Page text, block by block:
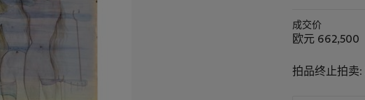
成交价
欧元 662,500
拍品终止拍卖: